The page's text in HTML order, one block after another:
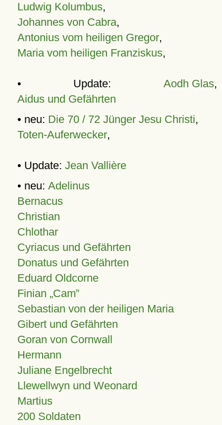
Ludwig Kolumbus,
Johannes von Cabra,
Antonius vom heiligen Gregor,
Maria vom heiligen Franziskus,
• Update: Aodh Glas,
Aidus und Gefährten
• neu: Die 70 / 72 Jünger Jesu Christi,
Toten-Auferwecker,
• Update: Jean Vallière
• neu: Adelinus
Bernacus
Christian
Chlothar
Cyriacus und Gefährten
Donatus und Gefährten
Eduard Oldcorne
Finian Cam
Sebastian von der heiligen Maria
Gibert und Gefährten
Goran von Cornwall
Hermann
Juliane Engelbrecht
Llewellwyn und Weonard
Martius
200 Soldaten